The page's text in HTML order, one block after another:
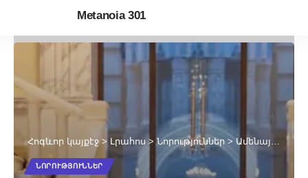
Metanoia 301
Հոգևոր կայքէջ> Լրահոս > Նորություններ > Ամենայն Հայոց Կաթողիկոսն ընդունեց Կանադայում բուժումն ավարտած սերժանտ Արթուր Հովհաննիսյանին (նկարներ)
ՆՈՐՈՒԹՅՈՒՆՆԵՐ